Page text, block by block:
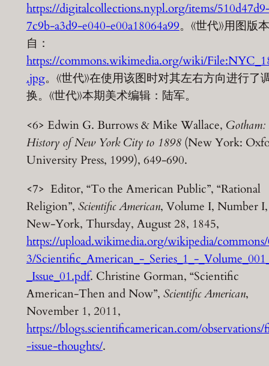
https://digitalcollections.nypl.org/items/
7c9b-a3d9-e040-e00a18064a99。《世代》用图版
自：
https://commons.wikimedia.org/wiki/
.jpg。《世代》在使用该图时对其左右方向进行了
换。《世代》本期美术编辑：陆军。
<6> Edwin G. Burrows & Mike Wallace,
History of New York City to 1898(New York:
University Press, 1999), 649-690.
<7> Editor, “To the American Public”, “Rational
Religion”, Scientific American, Volume I, Number I,
New-York, Thursday, August 28, 1845,
https://upload.wikimedia.org/wikipedia/
3/Scientific_American_-_Series_1_-
_Issue_01.pdf. Christine Gorman, “Scientific
American-Then and Now”, Scientific American,
November 1, 2011,
https://blogs.scientificamerican.com/observations/
-issue-thoughts/.